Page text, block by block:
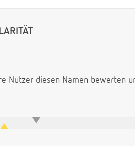
Nutzer diesen Namen bewerten